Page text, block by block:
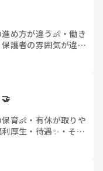
め方が違う👶 ・働き
保護者の雰囲気が違う
育👶 ・ 有休が取りや
厚生・待遇✨ ・ その